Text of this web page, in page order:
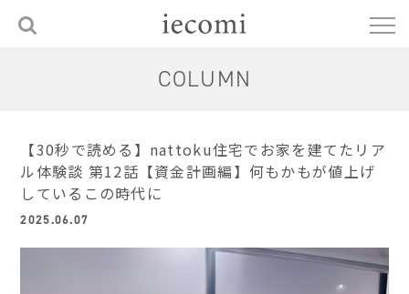
COLUMN
【30秒で読める】nattoku住宅でお家を建てたリア
ル体験談 第12話【資金計画編】何もかもが値上げ
しているこの時代に
2025.06.07